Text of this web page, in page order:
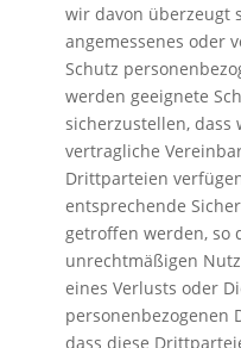
wir davon überzeugt
angemessenes oder
Schutz
werden geeignete
sicherzustellen, dass
vertragliche
Drittparteien
entsprechende
getroffen werden, so
unrechtmäßigen
eines Verlusts oder
personenbezogenen
dass diese